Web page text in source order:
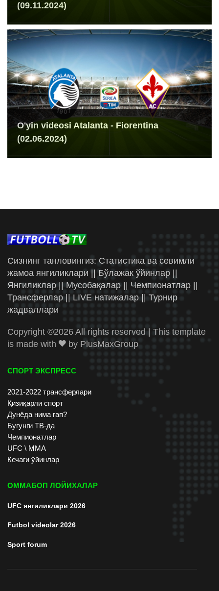
(09.11.2024)
O'yin videosi Atalanta - Fiorentina
(02.06.2024)
Сизнинг танловингиз: Статистика ва севимли
жамоа янгиликлари || Бўлажак ўйинлар ||
Янгиликлар || Мусобақалар || Чемпионатлар ||
Трансферлар || LIVE натижалар || Турнир
жадваллари
Copyright ©2026 All rights reserved | This template
is made with
by PlusMaxGroup
СПОРТ ЭКСПРЕСС
2021-2022 трансферлари
Қизиқарли спорт
Дунёда нима гап?
Бугунги ТВ-да
Чемпионатлар
UFC \ ММА
Кечаги ўйинлар
ОММАБОП ЛОЙИХАЛАР
UFC янгиликлари 2026
Futbol videolar 2026
Sport forum